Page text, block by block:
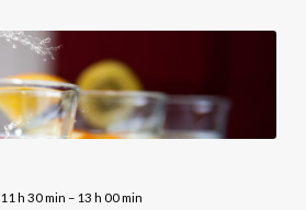
11 h 30 min – 13 h 00 min